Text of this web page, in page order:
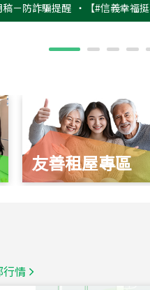
騙提醒 ‧【#信義幸福挺不同】
友善租屋專區
行情
路